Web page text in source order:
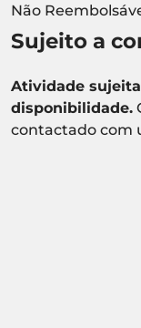
Não
Sujeito a
Atividade
disponibilidade.
contactado com